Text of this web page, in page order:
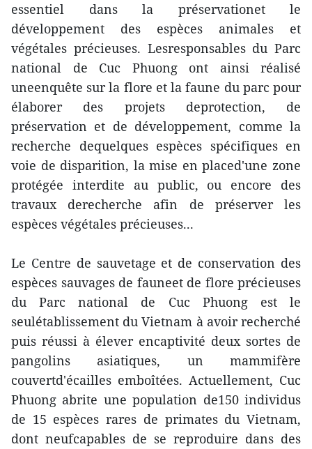
essentiel dans la préservationet le
développement des espèces animales et
végétales précieuses. Lesresponsables du Parc
national de Cuc Phuong ont ainsi réalisé
uneenquête sur la flore et la faune du parc pour
élaborer des projets deprotection, de
préservation et de développement, comme la
recherche dequelques espèces spécifiques en
voie de disparition, la mise en placed'une zone
protégée interdite au public, ou encore des
travaux derecherche afin de préserver les
espèces végétales précieuses...
Le Centre de sauvetage et de conservation des
espèces sauvages de fauneet de flore précieuses
du Parc national de Cuc Phuong est le
seulétablissement du Vietnam à avoir recherché
puis réussi à élever encaptivité deux sortes de
pangolins asiatiques, un mammifère
couvertd'écailles emboîtées. Actuellement, Cuc
Phuong abrite une population de150 individus
de 15 espèces rares de primates du Vietnam,
dont neufcapables de se reproduire dans des